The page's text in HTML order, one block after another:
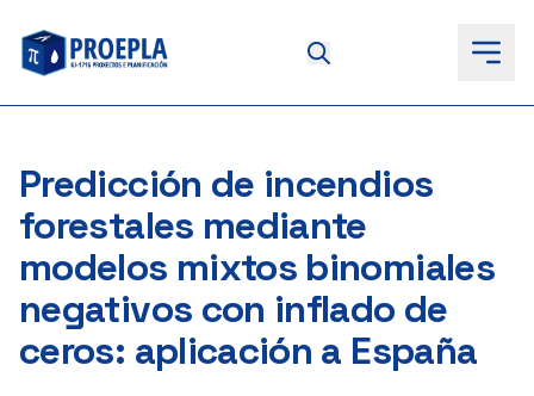
to
content
Predicción de incendios
forestales mediante
modelos mixtos binomiales
negativos con inflado de
ceros: aplicación a España